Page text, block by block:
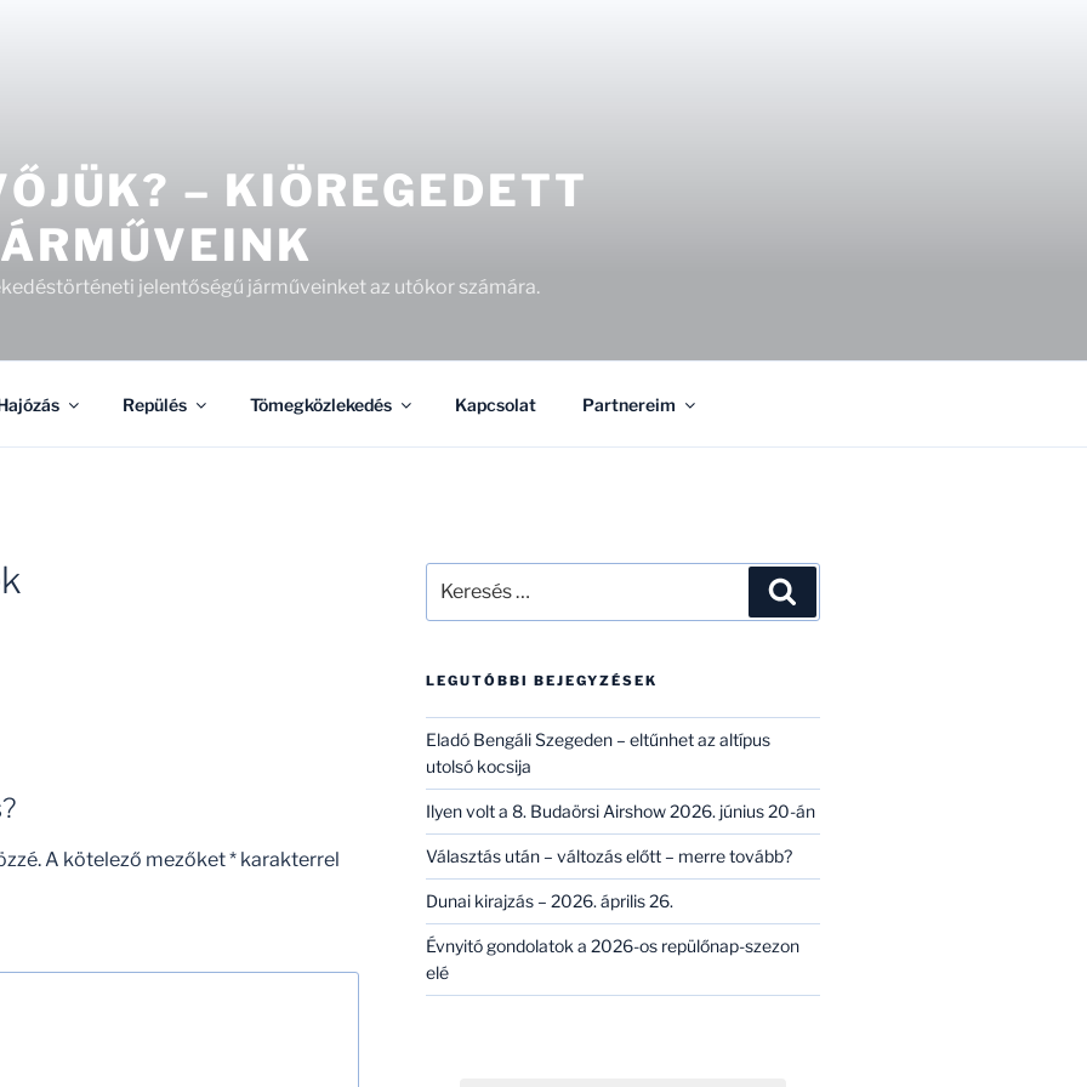
– KIÖREGEDETT
jelentőségű járműveinket az utókor számára.
Repülés Tömegközlekedés Kapcsolat Partnereim
A kötelező mezőket* karakterrel
következő
LEGUTÓBBI BEJEGYZÉSEK
Eladó Bengáli Szegeden – eltűnhet az altípus
utolsó kocsija
Ilyen volt a 8. Budaörsi Airshow 2026. június 20-án
Választás után – változás előtt – merre tovább?
Dunai kirajzás – 2026. április 26.
Évnyitó gondolatok a 2026-os repülőnap-szezon
elé